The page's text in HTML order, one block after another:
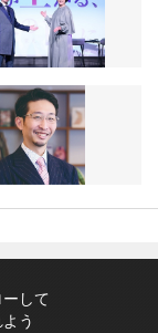
して
う